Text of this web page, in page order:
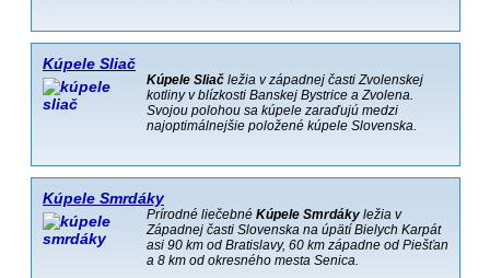
Kúpele Sliač
Kúpele Sliač ležia v západnej časti Zvolenskej
kotliny v blízkosti Banskej Bystrice a Zvolena.
Svojou polohou sa kúpele zaraďujú medzi
najoptimálnejšie položené kúpele Slovenska.
Kúpele Smrdáky
Prírodné liečebné Kúpele Smrdáky ležia v
Západnej časti Slovenska na úpätí Bielych Karpát
asi 90 km od Bratislavy, 60 km západne od Piešťan
a 8 km od okresného mesta Senica.